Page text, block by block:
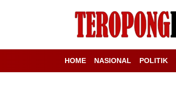
HOME NASIONAL POLITIK